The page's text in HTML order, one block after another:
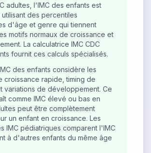
adultes, l'IMC des enfants est
des percentiles
d'âge et genre qui tiennent
motifs normaux de croissance et
La calculatrice IMC CDC
fournit ces calculs spécialisés.
des enfants considère les
croissance rapide, timing de
variations de développement. Ce
comme IMC élevé ou bas en
peut être complètement
un enfant en croissance. Les
IMC pédiatriques comparent l'IMC
à d'autres enfants du même âge